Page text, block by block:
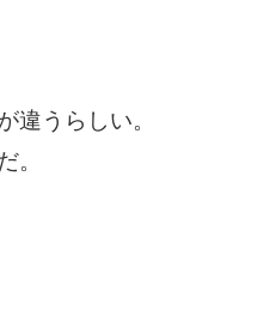
違うらしい。
。